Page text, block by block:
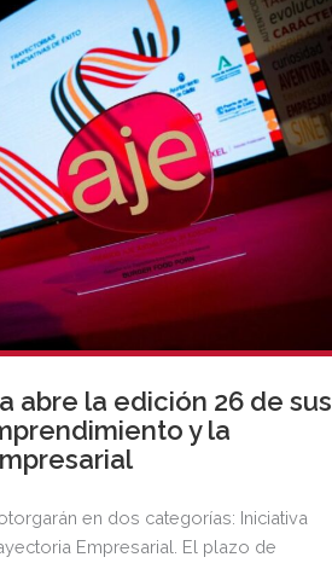
abre la edición 26 de sus
y la
en dos categorías: Iniciativa
Empresarial. El plazo de